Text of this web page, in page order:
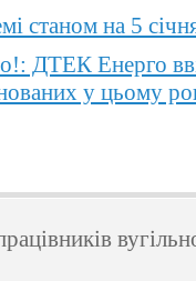
станом на 5
ДТЕК Енерго
у цьому